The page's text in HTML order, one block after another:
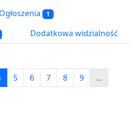
Ogłoszenia 1
Dodatkowa widzialność
5 6 7 8 9
...